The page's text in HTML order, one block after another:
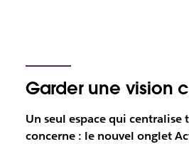
Garder une vision
Un seul espace qui centralise
concerne : le nouvel onglet